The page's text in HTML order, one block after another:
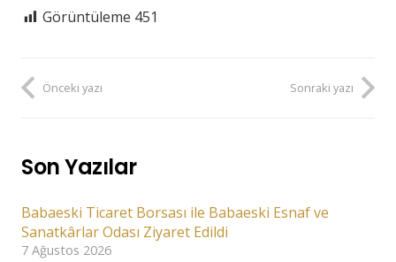
Görüntüleme 451
Önceki yazı Sonraki yazı
Son Yazılar
Babaeski Ticaret Borsası ile Babaeski Esnaf ve
Sanatkârlar Odası Ziyaret Edildi
7 Ağustos 2026